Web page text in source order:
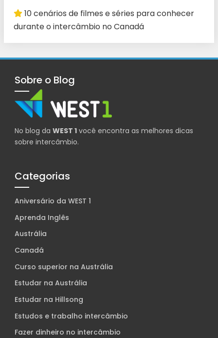
10 cenários de filmes e séries para conhecer
durante o intercâmbio no Canadá
Sobre o Blog
No blog da WEST 1 você encontra as melhores dicas
sobre intercâmbio.
Categorias
Aniversário da WEST 1
Aprenda Inglês
Austrália
Canadá
Curso superior na Austrália
Estudar na Austrália
Estudar na Hillsong
Estudos e trabalho intercâmbio
Fazer dinheiro no intercâmbio